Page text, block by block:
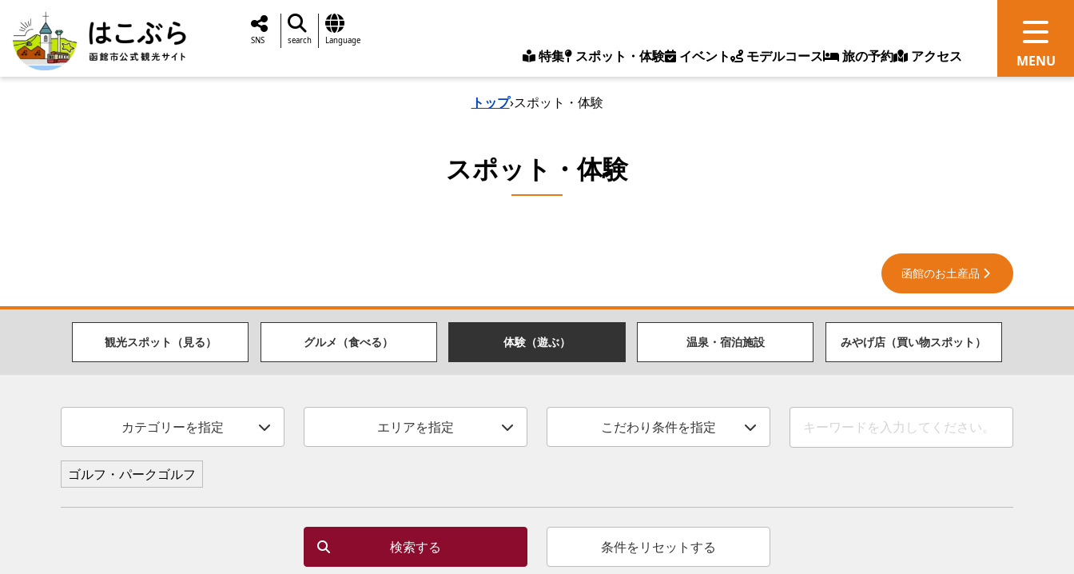
特集 スポット・体験 イベント モデルコース 旅の予約 アクセス
SNS search Language
トップ›スポット・体験
スポット・体験
函館のお土産品
観光スポット（見る） グルメ（食べる） 体験（遊ぶ） 温泉・宿泊施設 みやげ店（買い物スポット）
カテゴリーを指定 エリアを指定 こだわり条件を指定
ゴルフ・パークゴルフ
検索する 条件をリセットする